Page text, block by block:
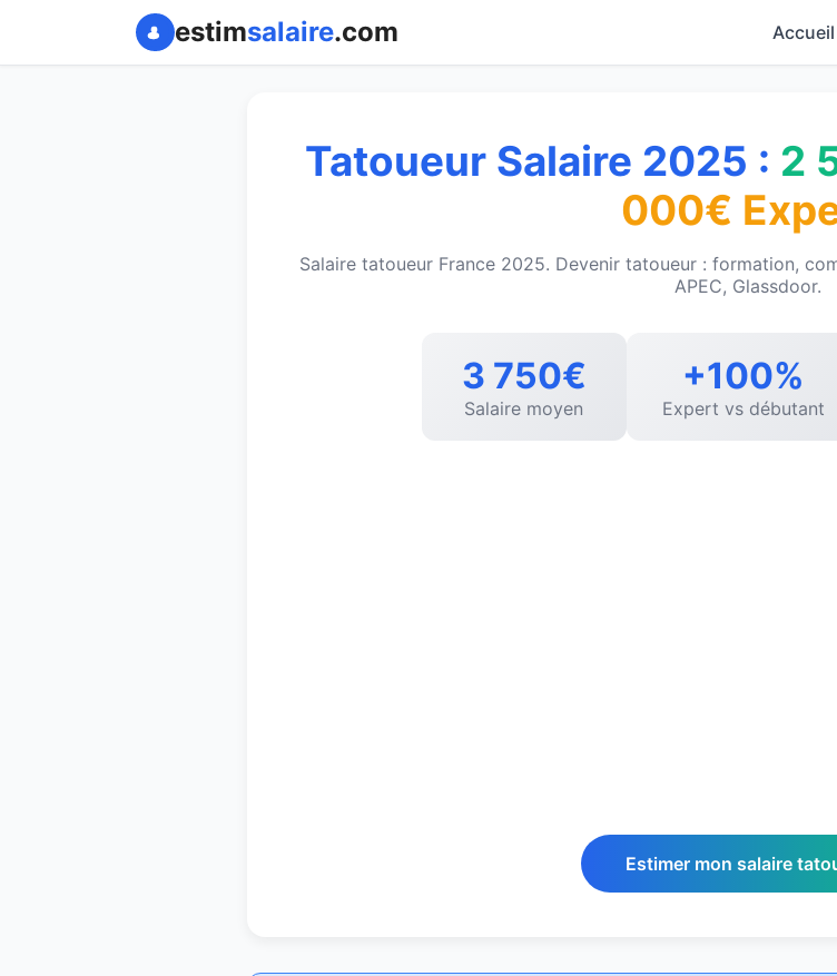
estimsalaire.com Accueil
Tatoueur Salaire 2025 : 2
000€
Salaire tatoueur France 2025. Devenir tatoueur : formation,
APEC, Glassdoor.
3 750€
Salaire moyen
+100%
Expert vs débutant
Estimer mon salaire